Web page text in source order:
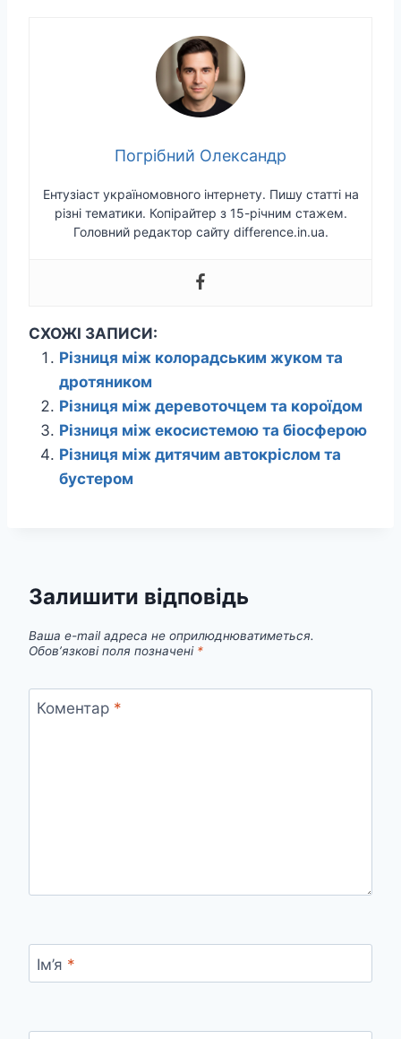
Погрібний Олександр
Ентузіаст україномовного інтернету. Пишу статті на
різні тематики. Копірайтер з 15-річним стажем.
Головний редактор сайту difference.in.ua.
СХОЖІ ЗАПИСИ:
Різниця між колорадським жуком та
дротяником
Різниця між деревоточцем та короїдом
Різниця між екосистемою та біосферою
Різниця між дитячим автокріслом та
бустером
Залишити відповідь
Ваша e-mail адреса не оприлюднюватиметься.
Обов’язкові поля позначені *
Коментар *
Ім’я *